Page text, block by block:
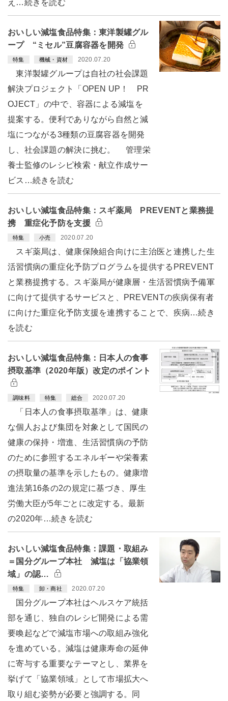
え…続きを読む
おいしい減塩食品特集：東洋製罐グル
ープ “ミセル”豆腐容器を開発
特集 機械・資材 2020.07.20
東洋製罐グループは自社の社会課題
解決プロジェクト「OPEN UP！ PR
OJECT」の中で、容器による減塩を
提案する。便利でありながら自然と減
塩につながる3種類の豆腐容器を開発
し、社会課題の解決に挑む。 管理栄
養士監修のレシピ検索・献立作成サー
ビス…続きを読む
おいしい減塩食品特集：スギ薬局 PREVENTと業務提
携 重症化予防を支援
特集 小売 2020.07.20
スギ薬局は、健康保険組合向けに主治医と連携した生
活習慣病の重症化予防プログラムを提供するPREVENT
と業務提携する。スギ薬局が健康層・生活習慣病予備軍
に向けて提供するサービスと、PREVENTの疾病保有者
に向けた重症化予防支援を連携することで、疾病…続き
を読む
おいしい減塩食品特集：日本人の食事
摂取基準（2020年版）改定のポイント
調味料 特集 総合 2020.07.20
「日本人の食事摂取基準」は、健康
な個人および集団を対象として国民の
健康の保持・増進、生活習慣病の予防
のために参照するエネルギーや栄養素
の摂取量の基準を示したもの。健康増
進法第16条の2の規定に基づき、厚生
労働大臣が5年ごとに改定する。最新
の2020年…続きを読む
おいしい減塩食品特集：課題・取組み
＝国分グループ本社 減塩は「協業領
域」の認…
特集 卸・商社 2020.07.20
国分グループ本社はヘルスケア統括
部を通じ、独自のレシピ開発による需
要喚起などで減塩市場への取組み強化
を進めている。減塩は健康寿命の延伸
に寄与する重要なテーマとし、業界を
挙げて「協業領域」として市場拡大へ
取り組む姿勢が必要と強調する。同